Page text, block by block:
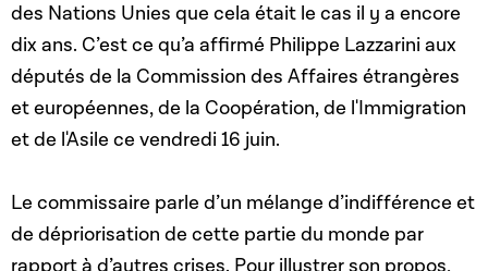
des Nations Unies que cela était le cas il y a encore
dix ans. C’est ce qu’a affirmé Philippe Lazzarini aux
députés de la Commission des Affaires étrangères
et européennes, de la Coopération, de l'Immigration
et de l'Asile ce vendredi 16 juin.
Le commissaire parle d’un mélange d’indifférence et
de dépriorisation de cette partie du monde par